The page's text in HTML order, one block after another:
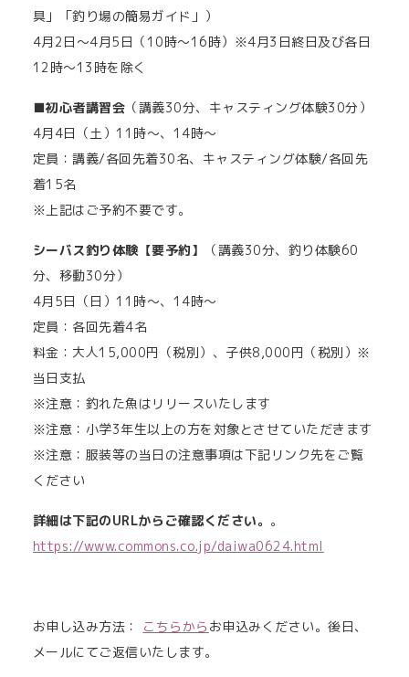
具」「釣り場の簡易ガイド」）
4月2日～4月5日（10時～16時）※4月3日終日及び各日
12時～13時を除く
■初心者講習会 （講義30分、キャスティング体験30分）
4月4日（土）11時～、14時～
定員：講義/各回先着30名、キャスティング体験/各回先
着15名
※上記はご予約不要です。
シーバス釣り体験【要予約】
（講義30分、釣り体験60
分、移動30分）
4月5日（日）11時～、14時～
定員：各回先着4名
料金：大人15,000円（税別）、子供8,000円（税別）※
当日支払
※注意：釣れた魚はリリースいたします
※注意：小学3年生以上の方を対象とさせていただきます
※注意：服装等の当日の注意事項は下記リンク先をご覧
ください
詳細は下記のURLからご確認ください。 。
https://www.commons.co.jp/daiwa0624.html
お申し込み方法： こちらから お申込みください。後日、
メールにてご返信いたします。